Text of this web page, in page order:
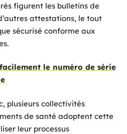
figurent les bulletins de
attestations, le tout
sécurisé conforme aux
le numéro de série
plusieurs collectivités
de santé adoptent cette
leur processus